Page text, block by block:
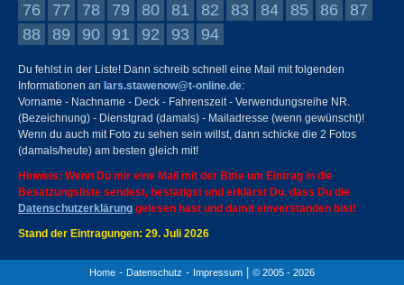
76
77 78 79 80 81 82 83 84 85 86
87
88
89 90 91 92 93 94
Du fehlst in der Liste! Dann schreib schnell eine Mail mit folgenden
Informationen an lars.stawenow@t-online.de:
Vorname - Nachname - Deck - Fahrenszeit - Verwendungsreihe NR.
(Bezeichnung) - Dienstgrad (damals) - Mailadresse (wenn gewünscht)!
Wenn du auch mit Foto zu sehen sein willst, dann schicke die 2 Fotos
(damals/heute) am besten gleich mit!
Hinweis: Wenn Du mir eine Mail mit der Bitte um Eintrag in die
Besatzungsliste sendest, bestätigst und erklärst Du, dass Du die
Datenschutzerklärung gelesen hast und damit einverstanden bist!
Stand der Eintragungen: 29. Juli 2026
Home - Datenschutz - Impressum © 2005 - 2026